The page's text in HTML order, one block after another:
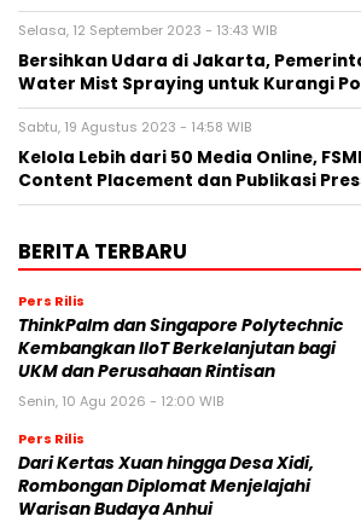
Selasa, 12 September 2023 - 13:43 WIB
Bersihkan Udara di Jakarta,
Water Mist Spraying untuk Kurangi
Sabtu, 19 Agustus 2023 - 14:58 WIB
Kelola Lebih dari 50 Media Online,
Content Placement dan Publikasi
BERITA TERBARU
Pers Rilis
ThinkPalm dan Singapore Polytechnic
Kembangkan IIoT Berkelanjutan bagi
UKM dan Perusahaan Rintisan
Senin, 10 Agu 2026 - 12:00 WIB
Pers Rilis
Dari Kertas Xuan hingga Desa Xidi,
Rombongan Diplomat Menjelajahi
Warisan Budaya Anhui